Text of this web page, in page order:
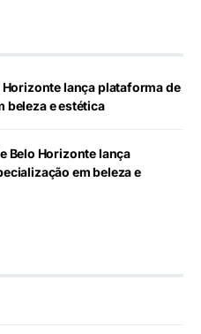
Horizonte lança plataforma de
beleza e estética
Belo Horizonte lança
em beleza e